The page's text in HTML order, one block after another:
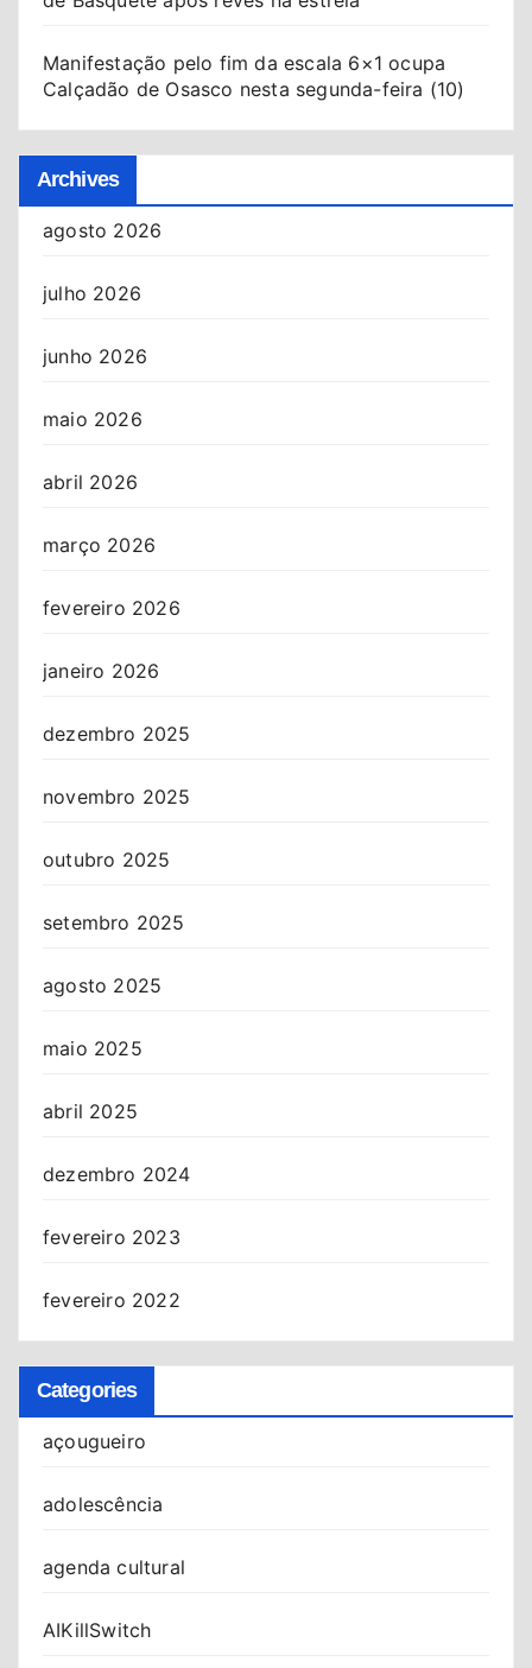
Manifestação pelo fim da escala 6×1 ocupa
Calçadão de Osasco nesta segunda-feira (10)
Archives
agosto 2026
julho 2026
junho 2026
maio 2026
abril 2026
março 2026
fevereiro 2026
janeiro 2026
dezembro 2025
novembro 2025
outubro 2025
setembro 2025
agosto 2025
maio 2025
abril 2025
dezembro 2024
fevereiro 2023
fevereiro 2022
Categories
açougueiro
adolescência
agenda cultural
AIKillSwitch